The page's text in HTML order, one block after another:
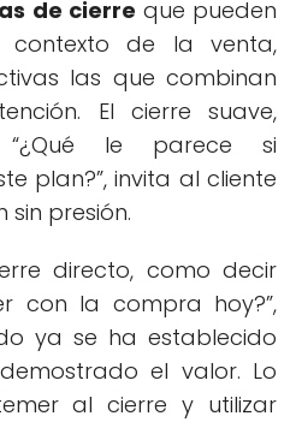
de cierre que pueden
contexto de la venta,
las que combinan
El cierre suave,
le parece si
plan?”, invita al cliente
presión.
directo, como decir
con la compra hoy?”,
ya se ha establecido
el valor. Lo
al cierre y utilizar